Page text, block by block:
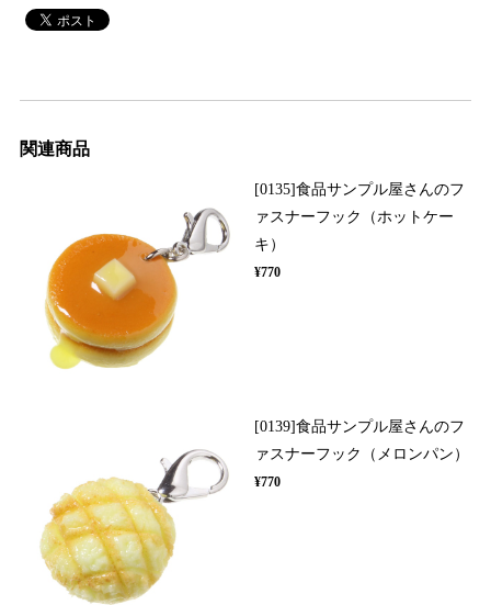
関連商品
[0135]食品サンプル屋さんのフ
ァスナーフック（ホットケー
キ）
¥770
[0139]食品サンプル屋さんのフ
ァスナーフック（メロンパン）
¥770